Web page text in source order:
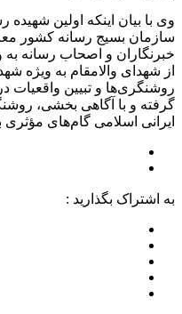
وی با بیان اینکه اولین
سازمان بسیج رسانه کشور
خبرنگاران و اصحاب رسانه به
از شهدای والامقام به ویژه
روشنگری‌ها و تبیین واقعیات
گرفته و با آگاهی بخشی،
ایرانی اسلامی گام‌های مؤثری
به اشتراک بگذارید :